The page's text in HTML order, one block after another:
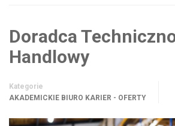
Doradca
Handlowy
Kategorie
AKADEMICKIE BIURO KARIER - OFERTY